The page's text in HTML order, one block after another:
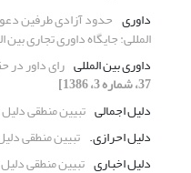
داوری حدود آزادی طرفین
المللی: جایگاه داوری تجاری بین
داوری بین المللی رای داور در
37، شماره 3، 1386]
دلیل اجمالی تبیین منطقی
دلیل احرازی. تبیین منطقی
دلیل اخباری تبیین منطقی